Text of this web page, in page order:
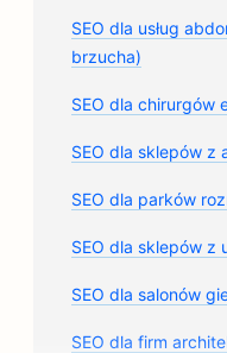
SEO dla usług
brzucha)
SEO dla chirurgów
SEO dla sklepów z
SEO dla parków
SEO dla sklepów z
SEO dla salonów
SEO dla firm